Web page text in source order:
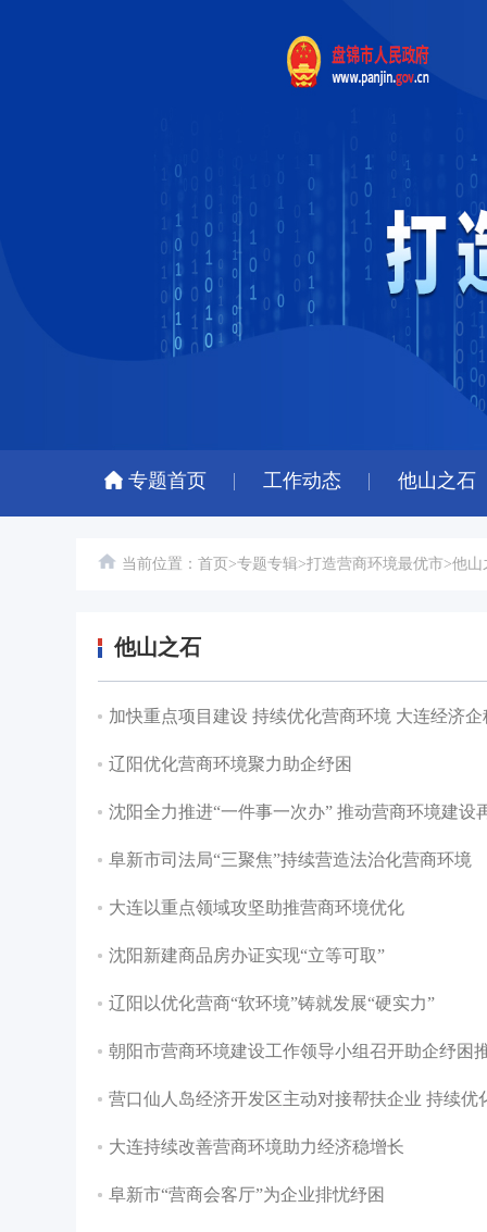
专题首页 工作动态 他山之石
当前位置： 首页 >专题专辑>打造营商环境最优市>他山
他山之石
加快重点项目建设 持续优化营商环境 大连经济
辽阳优化营商环境聚力助企纾困
沈阳全力推进“一件事一次办” 推动营商环境建设
阜新市司法局“三聚焦”持续营造法治化营商环境
大连以重点领域攻坚助推营商环境优化
沈阳新建商品房办证实现“立等可取”
辽阳以优化营商“软环境”铸就发展“硬实力”
朝阳市营商环境建设工作领导小组召开助企纾困
营口仙人岛经济开发区主动对接帮扶企业 持续优
大连持续改善营商环境助力经济稳增长
阜新市“营商会客厅”为企业排忧纾困